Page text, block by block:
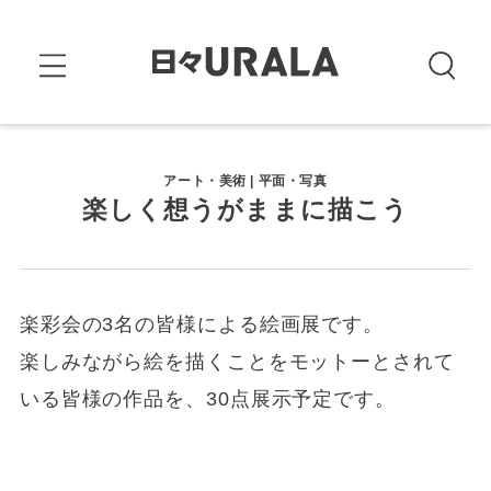
アート・美術 | 平面・写真
楽しく想うがままに描こう
楽彩会の3名の皆様による絵画展です。
楽しみながら絵を描くことをモットーとされて
いる皆様の作品を、30点展示予定です。